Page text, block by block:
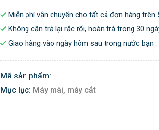
Miễn phí vận chuyển cho tất cả đơn hàng trên
Không cần trả lại rắc rối, hoàn trả trong 30
Giao hàng vào ngày hôm sau trong nước bạn
Mã sản phẩm:
Mục lục: Máy mài, máy cắt